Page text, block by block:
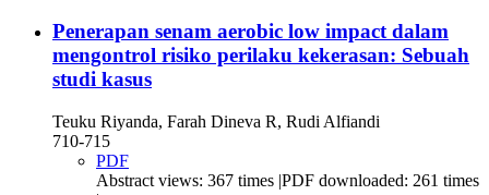
Penerapan senam aerobic low impact dalam
mengontrol risiko perilaku kekerasan: Sebuah
studi kasus
Teuku Riyanda, Farah Dineva R, Rudi Alfiandi
710-715
PDF
Abstract views: 367 times |PDF downloaded: 261 times